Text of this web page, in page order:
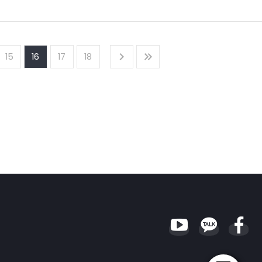
점을 보였으나, 1년여를 경과한 현재 점차 가격자유화가 정착되어가는 모습을
판채널 참여증가 및 신규진입 예상 등 제반 환경 변화로 과거와 다른 모습으로
15 16 17 18